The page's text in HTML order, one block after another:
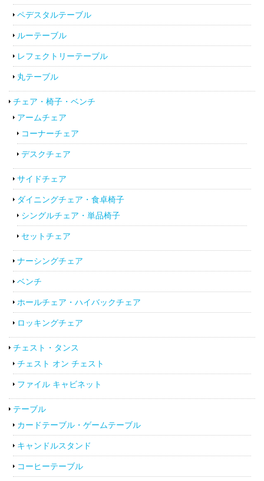
ペデスタルテーブル
ルーテーブル
レフェクトリーテーブル
丸テーブル
チェア・椅子・ベンチ
アームチェア
コーナーチェア
デスクチェア
サイドチェア
ダイニングチェア・食卓椅子
シングルチェア・単品椅子
セットチェア
ナーシングチェア
ベンチ
ホールチェア・ハイバックチェア
ロッキングチェア
チェスト・タンス
チェスト オン チェスト
ファイル キャビネット
テーブル
カードテーブル・ゲームテーブル
キャンドルスタンド
コーヒーテーブル